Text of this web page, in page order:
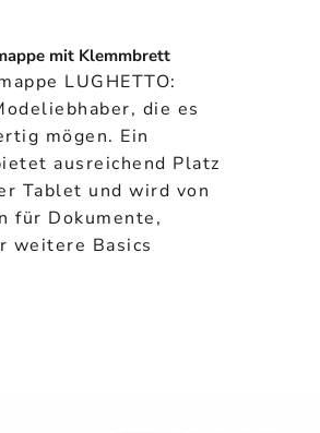
mit Klemmbrett
LUGHETTO:
die es
mögen. Ein
ausreichend Platz
Tablet und wird von
für Dokumente,
weitere Basics